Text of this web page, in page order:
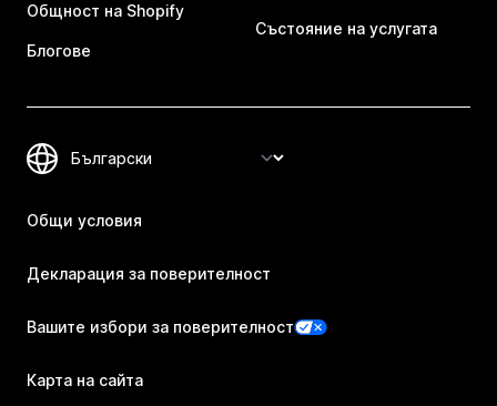
Общност на Shopify
Блогове
Състояние на услугата
Общи условия
Декларация за поверителност
Вашите избори за поверителност
Карта на сайта